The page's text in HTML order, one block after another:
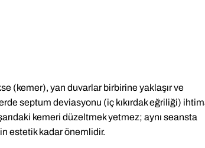
(kemer), yan duvarlar birbirine yaklaşır ve
septum deviasyonu (iç kıkırdak eğriliği)
kemeri düzeltmek yetmez; aynı seansta
estetik kadar önemlidir.